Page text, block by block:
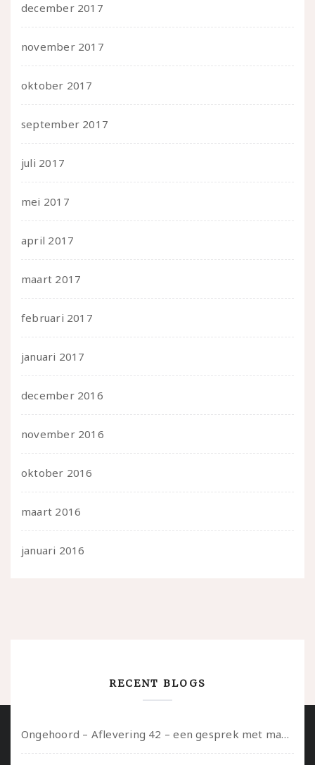
december 2017
november 2017
oktober 2017
september 2017
juli 2017
mei 2017
april 2017
maart 2017
februari 2017
januari 2017
december 2016
november 2016
oktober 2016
maart 2016
januari 2016
RECENT BLOGS
Ongehoord – Aflevering 42 – een gesprek met marijn over seksueel opbloeien, het ouderschap uitvinden en verschillende leeftijden in je mee dragen